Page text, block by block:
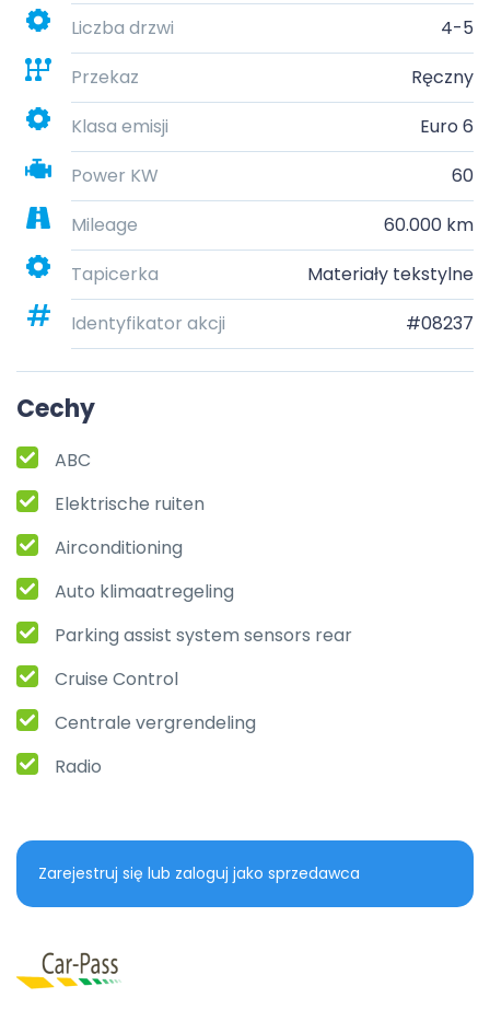
Liczba drzwi
4-5
Przekaz
Ręczny
Klasa emisji
Euro 6
Power KW
60
Mileage
60.000 km
Tapicerka
Materiały tekstylne
Identyfikator akcji
#08237
Cechy
ABC
Elektrische ruiten
Airconditioning
Auto klimaatregeling
Parking assist system sensors rear
Cruise Control
Centrale vergrendeling
Radio
Zarejestruj się lub zaloguj jako sprzedawca